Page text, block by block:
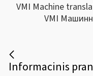
VMI Machine
VMI